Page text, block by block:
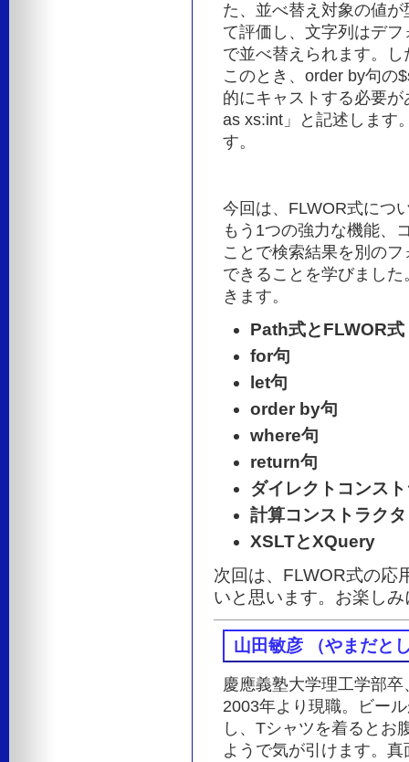
た、並べ替え対象の値
て評価し、文字列はデ
で並べ替えられます。
このとき、order by句の
的にキャストする必要
as xs:int」と記述します
す。
今回は、FLWOR式につ
もう1つの強力な機能、
ことで検索結果を別の
できることを学びまし
きます。
Path式とFLWOR式
for句
let句
order by句
where句
return句
ダイレクトコンス
計算コンストラクタ
XSLTとXQuery
次回は、FLWOR式の応
いと思います。お楽しみ
山田敏彦 （やまだと
慶應義塾大学理工学部
2003年より現職。ビー
し、Tシャツを着るとお
ようで気が引けます。